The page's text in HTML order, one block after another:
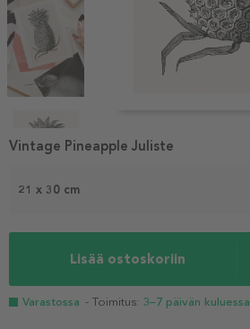
1
21 x 30 cm
Lisää ostoskoriin
Varastossa - Toimitus: 3–7 päivän kuluessa
Vintage Pineapple Juliste